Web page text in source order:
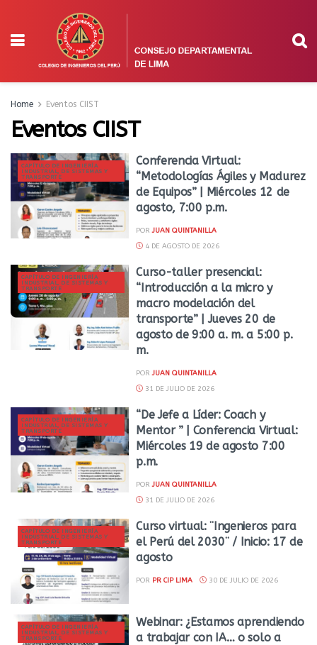
Home Eventos CIIST
Eventos CIIST
CAPÍTULO DE INGENIERÍA
INDUSTRIAL, DE SISTEMAS Y
TRANSPORTE
Conferencia Virtual:
“Metodologías Ágiles y Madurez
de Equipos” | Miércoles 12 de
agosto, 7:00 p.m.
POR JUAN QUINTANILLA
4 DE AGOSTO DE 2026
CAPÍTULO DE INGENIERÍA
INDUSTRIAL, DE SISTEMAS Y
TRANSPORTE
Curso-taller presencial:
“Introducción a la micro y
macro modelación del
transporte” | Jueves 20 de
agosto de 9:00 a. m. a 5:00 p.
m.
POR JUAN QUINTANILLA
31 DE JULIO DE 2026
CAPÍTULO DE INGENIERÍA
INDUSTRIAL, DE SISTEMAS Y
TRANSPORTE
“De Jefe a Líder: Coach y
Mentor ” | Conferencia Virtual:
Miércoles 19 de agosto 7:00
p.m.
POR JUAN QUINTANILLA
31 DE JULIO DE 2026
CAPÍTULO DE INGENIERÍA
INDUSTRIAL, DE SISTEMAS Y
TRANSPORTE
Curso virtual: ¨Ingenieros para
el Perú del 2030¨ / Inicio: 17 de
agosto
POR PR CIP LIMA 30 DE JULIO DE 2026
CAPÍTULO DE INGENIERÍA
INDUSTRIAL, DE SISTEMAS Y
TRANSPORTE
Webinar: ¿Estamos aprendiendo
a trabajar con IA… o solo a